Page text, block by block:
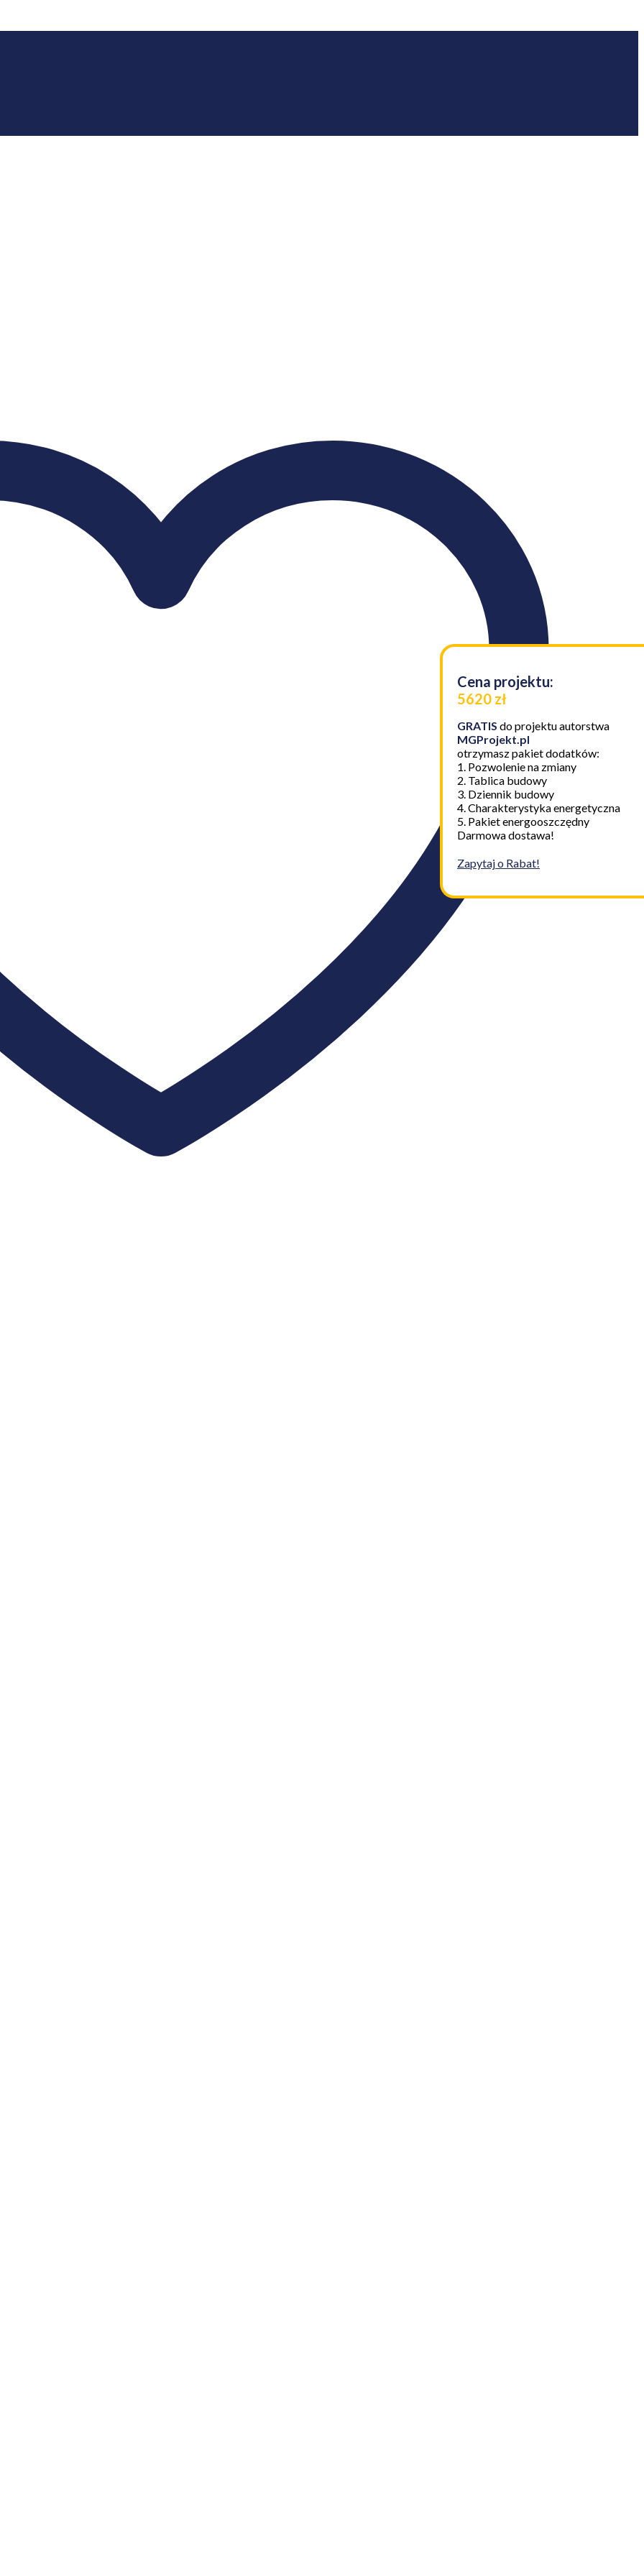
Cena projektu:
5620 zł
GRATIS do projektu autorstwa
MGProjekt.pl
otrzymasz pakiet dodatków:
1. Pozwolenie na zmiany
2. Tablica budowy
3. Dziennik budowy
4. Charakterystyka energetyczna
5. Pakiet energooszczędny
Darmowa dostawa!
Zapytaj o Rabat!